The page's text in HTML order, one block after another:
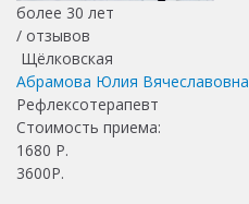
более 30 лет
/ отзывов
Щёлковская
Абрамова Юлия Вячеславовна
Рефлексотерапевт
Стоимость приема:
1680 Р.
3600Р.